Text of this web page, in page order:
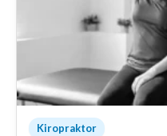
Kiropraktor